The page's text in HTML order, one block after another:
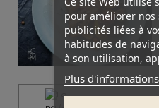
pour améliorer nos
publicités liées à
habitudes de
à son utilisation,
Plus d'informations